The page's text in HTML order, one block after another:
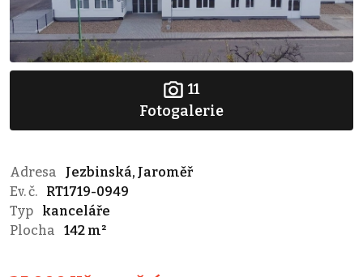
11
Fotogalerie
Adresa
Jezbinská, Jaroměř
Ev. č.
RT1719-0949
Typ
kanceláře
Plocha
142 m²